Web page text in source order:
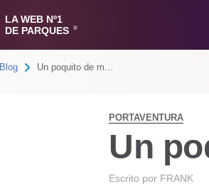
LA WEB Nº1
DE PARQUES
®
Blog Un poquito de m...
PORTAVENTURA
Un
Escrito por FRANK